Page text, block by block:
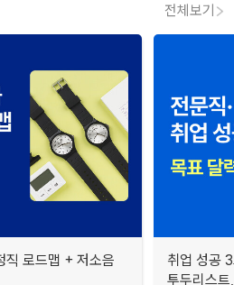
전체보기
직 로드맵 + 저소음
취업 성공
투두리스